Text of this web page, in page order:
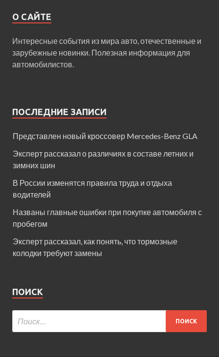
О САЙТЕ
Интересные события из мира авто, отечественные и
зарубежные новинки. Полезная информация для
автомобилистов.
ПОСЛЕДНИЕ ЗАПИСИ
Представлен новый кроссовер Mercedes-Benz GLA
Эксперт рассказал о различиях в составе летних и
зимних шин
В России изменятся правила труда и отдыха
водителей
Названы главные ошибки при покупке автомобиля с
пробегом
Эксперт рассказал, как понять, что тормозные
колодки требуют замены
ПОИСК